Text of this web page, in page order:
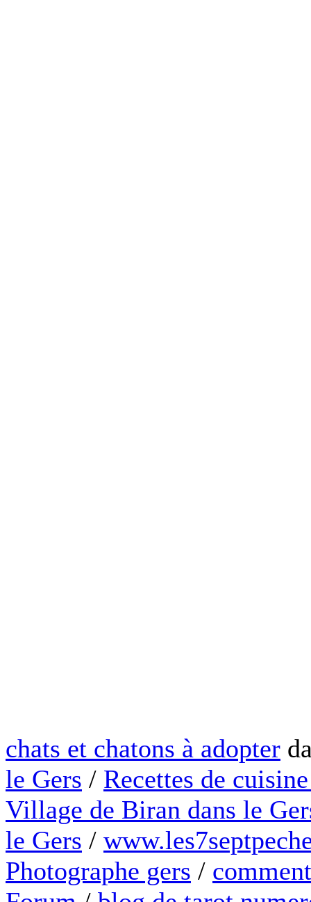
chats et chatons à adopter
le Gers / Recettes de
Village de Biran dans le
le Gers /
Photographe gers /